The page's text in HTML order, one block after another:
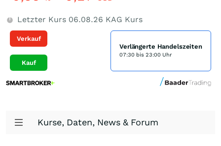
Letzter Kurs 06.08.26 KAG Kurs
Verkauf
Kauf
Verlängerte Handelszeiten
07:30 bis 23:00 Uhr
Kurse, Daten, News & Forum